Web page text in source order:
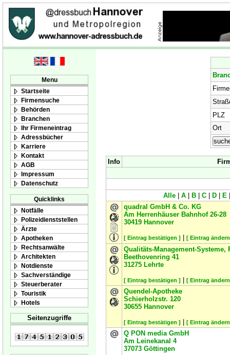
Menu
Startseite
Firmensuche
Behörden
Branchen
Ihr Firmeneintrag
Adressbücher
Karriere
Kontakt
AGB
Impressum
Datenschutz
Quicklinks
Notfälle
Polizeidienststellen
Ärzte
Apotheken
Rechtsanwälte
Architekten
Notdienste
Sachverständige
Steuerberater
Touristik
Hotels
Seitenzugriffe
PLZ
Ort
Info
Alle A B C D E
quadral GmbH & Co. KG
Am Herrenhäuser Bahnhof 26-28
30419 Hannover
[ Eintrag bestätigen ] [ Eintrag
Qualitäts-Management-Systeme,
Beethovenring 41
31275 Lehrte
[ Eintrag bestätigen ] [ Eintrag
Quendel-Apotheke
Schierholzstr. 120
30655 Hannover
[ Eintrag bestätigen ] [ Eintrag
Q PON media GmbH
Am Leinekanal 4
37073 Göttingen